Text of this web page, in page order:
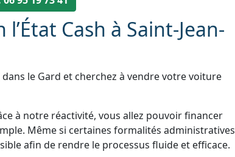
Cash à Saint-Jean-
dans le Gard et cherchez à vendre votre voiture
à notre réactivité, vous allez pouvoir financer
Même si certaines formalités administratives
afin de rendre le processus fluide et efficace.